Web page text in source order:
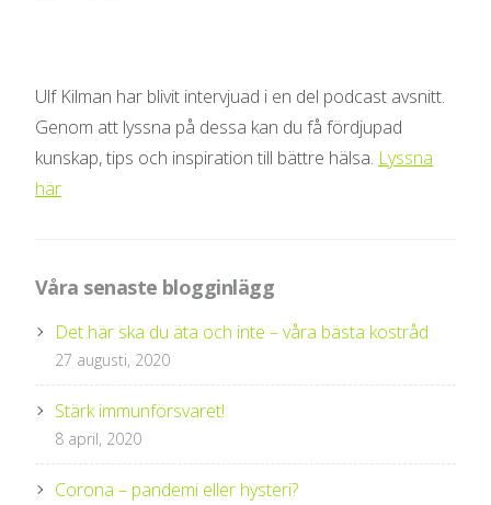
Ulf Kilman har blivit intervjuad i en del podcast avsnitt.
Genom att lyssna på dessa kan du få fördjupad
kunskap, tips och inspiration till bättre hälsa. Lyssna
här
Våra senaste blogginlägg
Det här ska du äta och inte – våra bästa kostråd
27 augusti, 2020
Stärk immunförsvaret!
8 april, 2020
Corona – pandemi eller hysteri?